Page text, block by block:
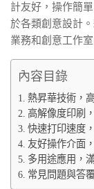
計友好，操作簡
於各類創意設計
業務和創意工作
內容目錄
熱昇華技術，
高解像度印刷
快速打印速度
友好操作介面
多用途應用，
常見問題與答